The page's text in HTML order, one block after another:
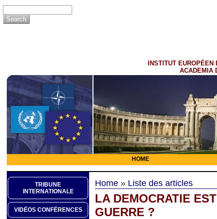
INSTITUT EUROPÉEN
ACADEMIA
HOME
TRIBUNE
INTERNATIONALE
VIDÉOS CONFÉRENCES
Home » Liste des articles
LA DEMOCRATIE
GUERRE ?